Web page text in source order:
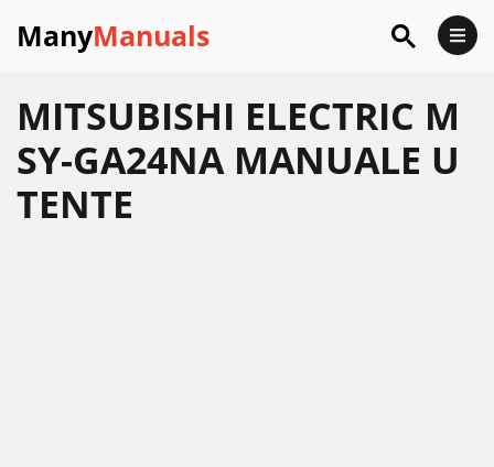
ManyManuals
MITSUBISHI ELECTRIC M
SY-GA24NA MANUALE U
TENTE